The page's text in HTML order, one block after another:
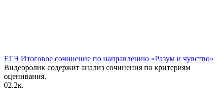
ЕГЭ Итоговое сочинение по направлению «Разум и чувство»
Видеоролик содержит анализ сочинения по критериям
оценивания.
02.2к.